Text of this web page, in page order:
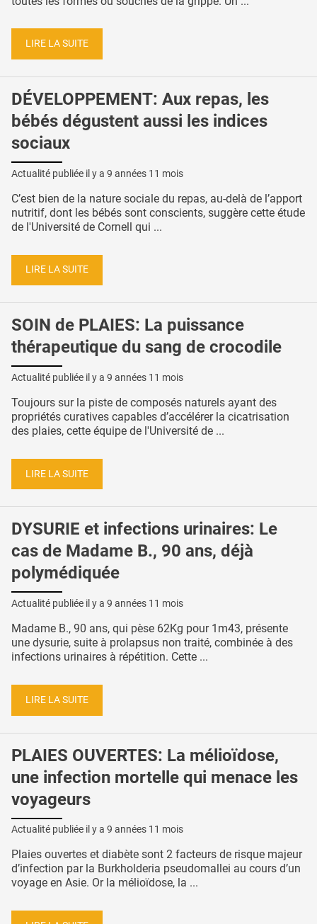
LIRE LA SUITE
DÉVELOPPEMENT: Aux repas, les
bébés dégustent aussi les indices
sociaux
Actualité publiée il y a 9 années 11 mois
C’est bien de la nature sociale du repas, au-delà de l’apport
nutritif, dont les bébés sont conscients, suggère cette étude
de l'Université de Cornell qui ...
LIRE LA SUITE
SOIN de PLAIES: La puissance
thérapeutique du sang de crocodile
Actualité publiée il y a 9 années 11 mois
Toujours sur la piste de composés naturels ayant des
propriétés curatives capables d’accélérer la cicatrisation
des plaies, cette équipe de l'Université de ...
LIRE LA SUITE
DYSURIE et infections urinaires: Le
cas de Madame B., 90 ans, déjà
polymédiquée
Actualité publiée il y a 9 années 11 mois
Madame B., 90 ans, qui pèse 62Kg pour 1m43, présente
une dysurie, suite à prolapsus non traité, combinée à des
infections urinaires à répétition. Cette ...
LIRE LA SUITE
PLAIES OUVERTES: La mélioïdose,
une infection mortelle qui menace les
voyageurs
Actualité publiée il y a 9 années 11 mois
Plaies ouvertes et diabète sont 2 facteurs de risque majeur
d’infection par la Burkholderia pseudomallei au cours d’un
voyage en Asie. Or la mélioïdose, la ...